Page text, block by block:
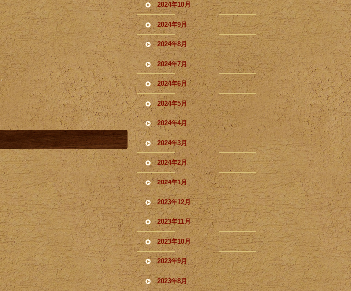
2024年10月
2024年9月
2024年8月
2024年7月
2024年6月
2024年5月
2024年4月
2024年3月
2024年2月
2024年1月
2023年12月
2023年11月
2023年10月
2023年9月
2023年8月